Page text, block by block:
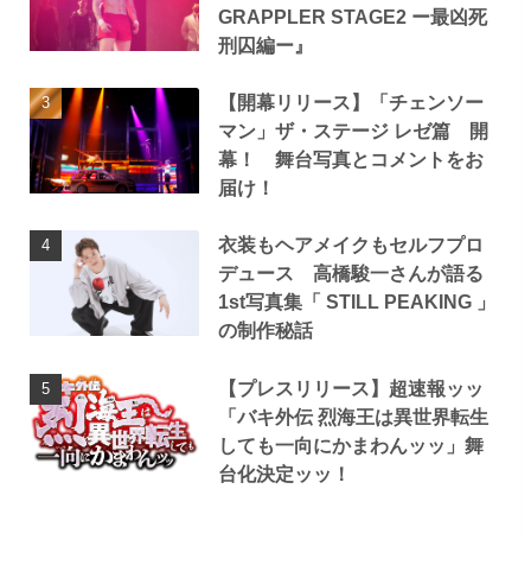
GRAPPLER STAGE2 ー最凶死
刑囚編ー』
【開幕リリース】「チェンソー
マン」ザ・ステージ レゼ篇 開
幕！ 舞台写真とコメントをお
届け！
衣装もヘアメイクもセルフプロ
デュース 高橋駿一さんが語る
1st写真集「 STILL PEAKING 」
の制作秘話
【プレスリリース】超速報ッッ
「バキ外伝 烈海王は異世界転生
しても一向にかまわんッッ」舞
台化決定ッッ！